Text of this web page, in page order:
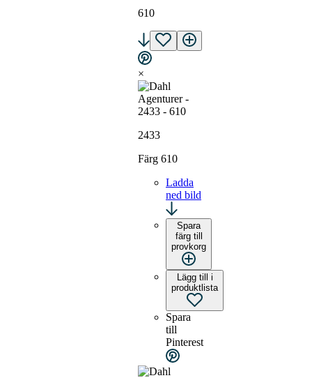
610
×
2433
Färg 610
Ladda
ned bild
Spara
färg till
provkorg
Lägg till i
produktlista
Spara
till
Pinterest